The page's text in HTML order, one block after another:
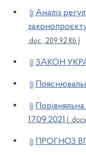
Аналіз
.doc , 209.92 Кб )
ЗАКОН
17.09.2021 (
ПРОГНОЗ